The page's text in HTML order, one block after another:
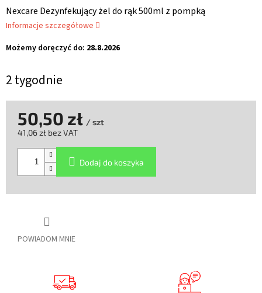
2 tygodnie
Możemy doręczyć do: 28.8.2026
Nexcare Dezynfekujący żel do rąk 500ml z pompką
Informacje szczegółowe
POWIADOM MNIE
50,50 zł / szt
41,06 zł bez VAT
jednostkowa:
Dodaj do koszyka